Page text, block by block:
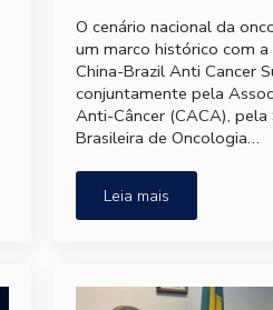
O cenário nacional da
um marco histórico com
China-Brazil Anti Cancer
conjuntamente pela
Anti-Câncer (CACA), pela
Brasileira de Oncologia…
Leia mais